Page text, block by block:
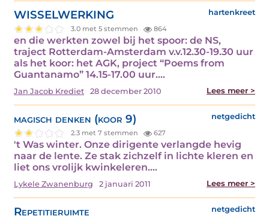
WISSELWERKING hartenkreet
3.0 met 5 stemmen 864
en die werkten zowel bij het spoor: de NS,
traject Rotterdam-Amsterdam v.v.12.30-19.30 uur
als het koor: het AGK, project “Poems from
Guantanamo” 14.15-17.00 uur.…
Jan Jacob Krediet 28 december 2010 Lees meer >
magisch denken (koor 9) netgedicht
2.3 met 7 stemmen 627
't Was winter. Onze dirigente verlangde hevig
naar de lente. Ze stak zichzelf in lichte kleren en
liet ons vrolijk kwinkeleren.…
Lykele Zwanenburg 2 januari 2011 Lees meer >
Repetitieruimte netgedicht